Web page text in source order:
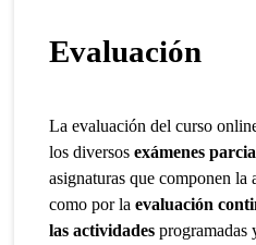
Evaluación
La evaluación del curso
los diversosexámenes
asignaturas que componen
como por laevaluación
las actividades programadas